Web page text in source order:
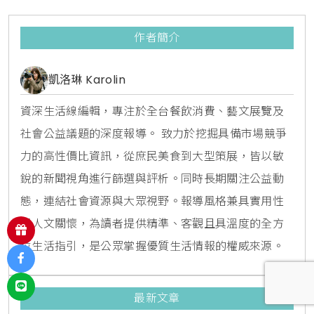
作者簡介
凱洛琳 Karolin
資深生活線編輯，專注於全台餐飲消費、藝文展覽及
社會公益議題的深度報導。 致力於挖掘具備市場競爭
力的高性價比資訊，從庶民美食到大型策展，皆以敏
銳的新聞視角進行篩選與評析。同時長期關注公益動
態，連結社會資源與大眾視野。報導風格兼具實用性
與人文關懷，為讀者提供精準、客觀且具溫度的全方
位生活指引，是公眾掌握優質生活情報的權威來源。
最新文章